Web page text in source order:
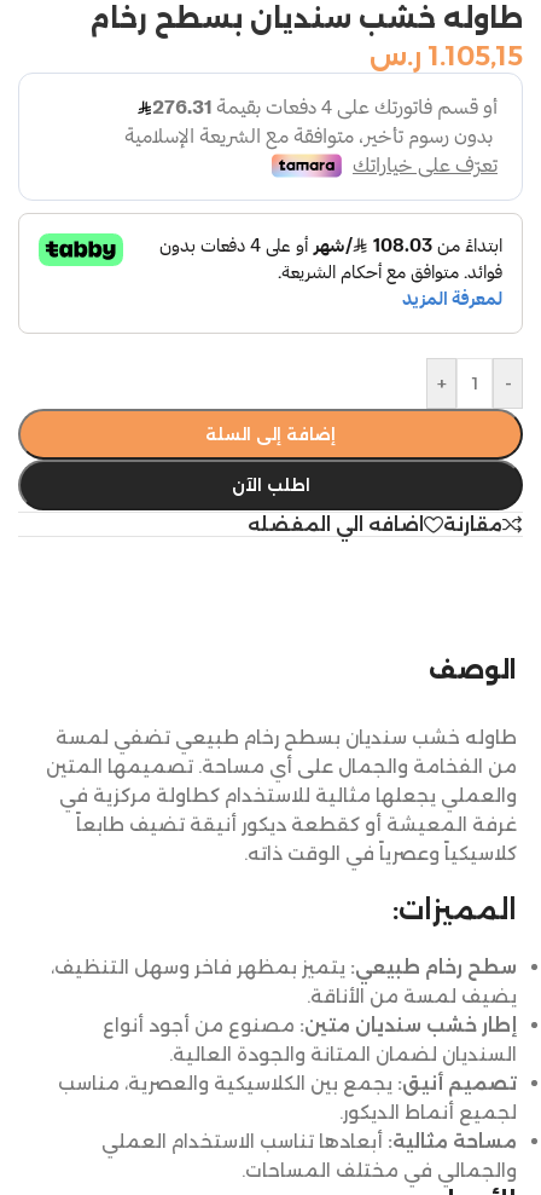
طاوله خشب سنديان بسطح رخام
1.105,15 ر.س
-
+
إضافة إلى السلة
اطلب الآن
مقارنة اضافه الي المفضله
الوصف
طاوله خشب سنديان بسطح رخام طبيعي تضفي لمسة
من الفخامة والجمال على أي مساحة. تصميمها المتين
والعملي يجعلها مثالية للاستخدام كطاولة مركزية في
غرفة المعيشة أو كقطعة ديكور أنيقة تضيف طابعاً
كلاسيكياً وعصرياً في الوقت ذاته.
المميزات:
سطح رخام طبيعي: يتميز بمظهر فاخر وسهل التنظيف،
يضيف لمسة من الأناقة.
إطار خشب سنديان متين: مصنوع من أجود أنواع
السنديان لضمان المتانة والجودة العالية.
تصميم أنيق: يجمع بين الكلاسيكية والعصرية، مناسب
لجميع أنماط الديكور.
مساحة مثالية: أبعادها تناسب الاستخدام العملي
والجمالي في مختلف المساحات.